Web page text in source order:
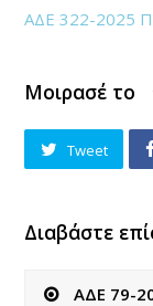
ΑΔΕ 322-2025
Μοιρασέ το
Tweet
Διαβάστε
ΑΔΕ 79-